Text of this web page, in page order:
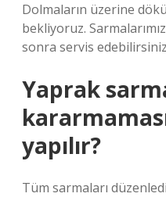
Dolmaların üzerine
bekliyoruz.
sonra servis
Yaprak
yapılır?
Tüm sarmaları